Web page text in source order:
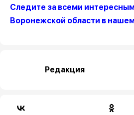
Следите за всеми
Воронежской области в
Редакция